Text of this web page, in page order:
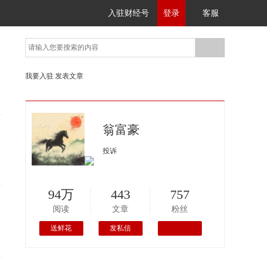
入驻财经号 登录 客服
我要入驻 发表文章
翁富豪
投诉
94万
阅读
送鲜花
443
文章
发私信
757
粉丝